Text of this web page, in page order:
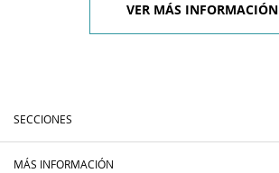
VER MÁS INFORMACIÓN
SECCIONES
MÁS INFORMACIÓN